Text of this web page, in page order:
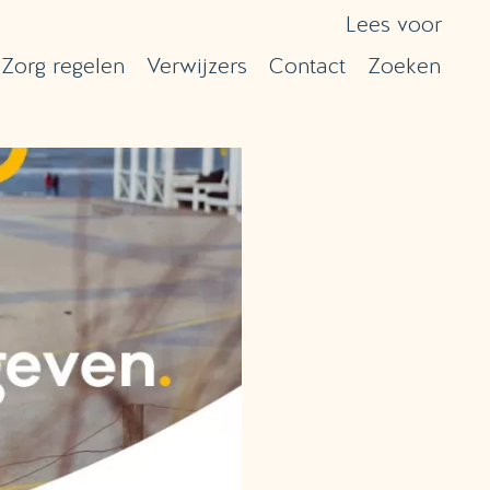
Lees voor
Zorg regelen
Verwijzers Contact Zoeken